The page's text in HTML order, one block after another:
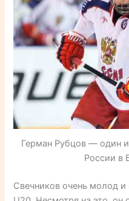
Герман Рубцов — один
России в
Свечников очень молод и